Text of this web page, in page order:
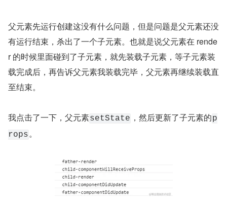
父元素先运行创建这没有什么问题，但是问题是父元素还没
有运行结束，杀出了一个子元素。也就是说父元素在 rende
r 的时候里面碰到了子元素，就先装载子元素，等子元素装
载完成后，再告诉父元素我装载完毕，父元素再继续装载直
至结束。
我点击了一下，父元素setState ，然后更新了子元素的p
rops。